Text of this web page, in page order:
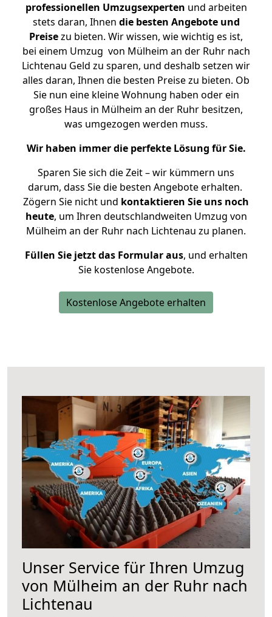
professionellen Umzugsexperten und arbeiten
stets daran, Ihnen die besten Angebote und
Preisezu bieten. Wir wissen, wie wichtig es ist,
bei einem Umzug von Mülheim an der Ruhr nach
Lichtenau Geld zu sparen, und deshalb setzen wir
alles daran, Ihnen die besten Preise zu bieten. Ob
Sie nun eine kleine Wohnung haben oder ein
großes Haus in Mülheim an der Ruhr besitzen,
was umgezogen werden muss.
Wir haben immer die perfekte Lösung für Sie.
Sparen Sie sich die Zeit – wir kümmern uns
darum, dass Sie die besten Angebote erhalten.
Zögern Sie nicht und kontaktieren Sie uns noch
heute, um Ihren deutschlandweiten Umzug von
Mülheim an der Ruhr nach Lichtenau zu planen.
Füllen Sie jetzt das Formular aus, und erhalten
Sie kostenlose Angebote.
Kostenlose Angebote erhalten
Unser Service für Ihren Umzug
von Mülheim an der Ruhr nach
Lichtenau